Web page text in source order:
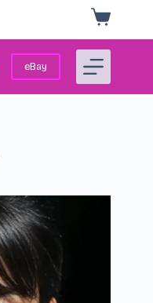
Panier
d’achat
eBay